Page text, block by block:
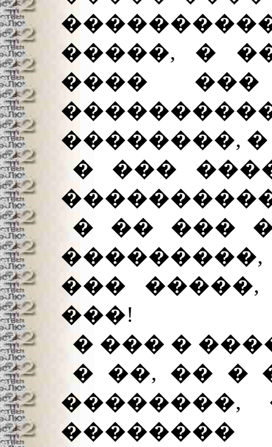
�����, �
����
��������,
� ���
� �� ���
���
���!
� ��� �
� ��, �� �